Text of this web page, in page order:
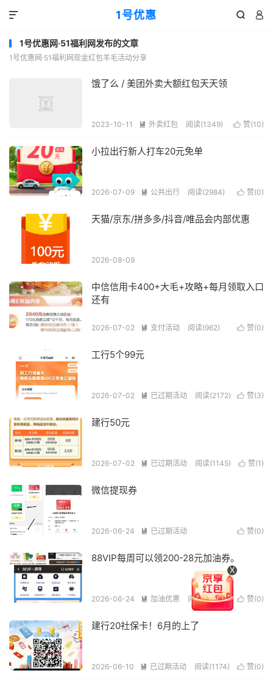
1号优惠  

1号优惠网·51福利网发布的文章
1号优惠网·51福利网现金红包羊毛活动分享
饿了么 / 美团外卖大额红包天天领
 赞(10)
2023-10-11  外卖红包 阅读(1349)
小拉出行新人打车20元免单
 赞(0)
2026-07-09  公共出行 阅读(2984)
天猫/京东/拼多多/抖音/唯品会内部优惠
2026-08-09
中信信用卡400+大毛+攻略+每月领取入口
还有
 赞(0)
2026-07-02  支付活动 阅读(962)
工行5个99元
 赞(3)
2026-07-02  已过期活动 阅读(2172)
建行50元
 赞(1 )
2026-07-02  已过期活动 阅读(1145)
微信提现券
 赞(0)
2026-06-24  已过期活动
88VIP每周可以领200-28元加油券。
 赞(0)
2026-06-24  加油优惠 阅读(1321)
建行20社保卡！6月的上了
 赞(0)
2026-06-10  已过期活动 阅读(1174)
X